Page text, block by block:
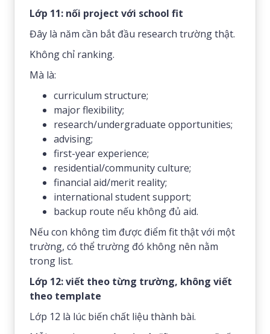
Lớp 11: nối project với school fit
Đây là năm cần bắt đầu research trường thật.
Không chỉ ranking.
Mà là:
curriculum structure;
major flexibility;
research/undergraduate opportunities;
advising;
first-year experience;
residential/community culture;
financial aid/merit reality;
international student support;
backup route nếu không đủ aid.
Nếu con không tìm được điểm fit thật với một
trường, có thể trường đó không nên nằm
trong list.
Lớp 12: viết theo từng trường, không viết
theo template
Lớp 12 là lúc biến chất liệu thành bài.